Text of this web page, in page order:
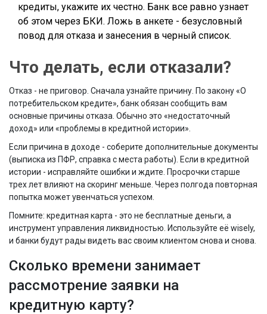
кредиты, укажите их честно. Банк все равно узнает
об этом через БКИ. Ложь в анкете - безусловный
повод для отказа и занесения в черный список.
Что делать, если отказали?
Отказ - не приговор. Сначала узнайте причину. По закону «О
потребительском кредите», банк обязан сообщить вам
основные причины отказа. Обычно это «недостаточный
доход» или «проблемы в кредитной истории».
Если причина в доходе - соберите дополнительные документы
(выписка из ПФР, справка с места работы). Если в кредитной
истории - исправляйте ошибки и ждите. Просрочки старше
трех лет влияют на скоринг меньше. Через полгода повторная
попытка может увенчаться успехом.
Помните: кредитная карта - это не бесплатные деньги, а
инструмент управления ликвидностью. Используйте её wisely,
и банки будут рады видеть вас своим клиентом снова и снова.
Сколько времени занимает
рассмотрение заявки на
кредитную карту?